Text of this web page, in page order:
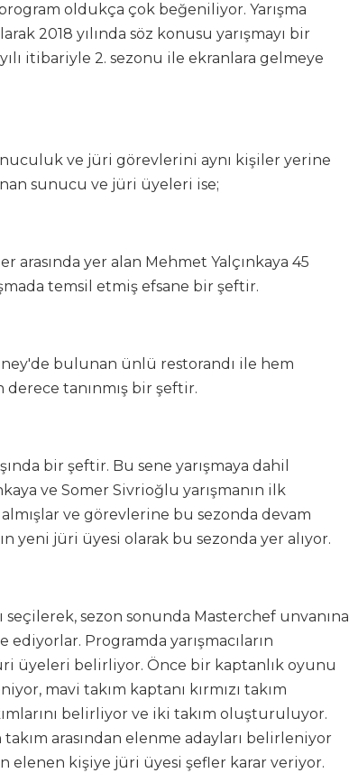
oldukça çok beğeniliyor. Yarışma
2018 yılında söz konusu yarışmayı bir
yılı itibariyle 2. sezonu ile ekranlara gelmeye
ve jüri görevlerini aynı kişiler yerine
sunucu ve jüri üyeleri ise;
yer alan Mehmet Yalçınkaya 45
temsil etmiş efsane bir şeftir.
bulunan ünlü restorandı ile hem
tanınmış bir şeftir.
bir şeftir. Bu sene yarışmaya dahil
ve Somer Sivrioğlu yarışmanın ilk
ve görevlerine bu sezonda devam
yeni jüri üyesi olarak bu sezonda yer alıyor.
seçilerek, sezon sonunda Masterchef unvanına
ediyorlar. Programda yarışmacıların
üyeleri belirliyor. Önce bir kaptanlık oyunu
mavi takım kaptanı kırmızı takım
belirliyor ve iki takım oluşturuluyor.
arasından elenme adayları belirleniyor
elenen kişiye jüri üyesi şefler karar veriyor.